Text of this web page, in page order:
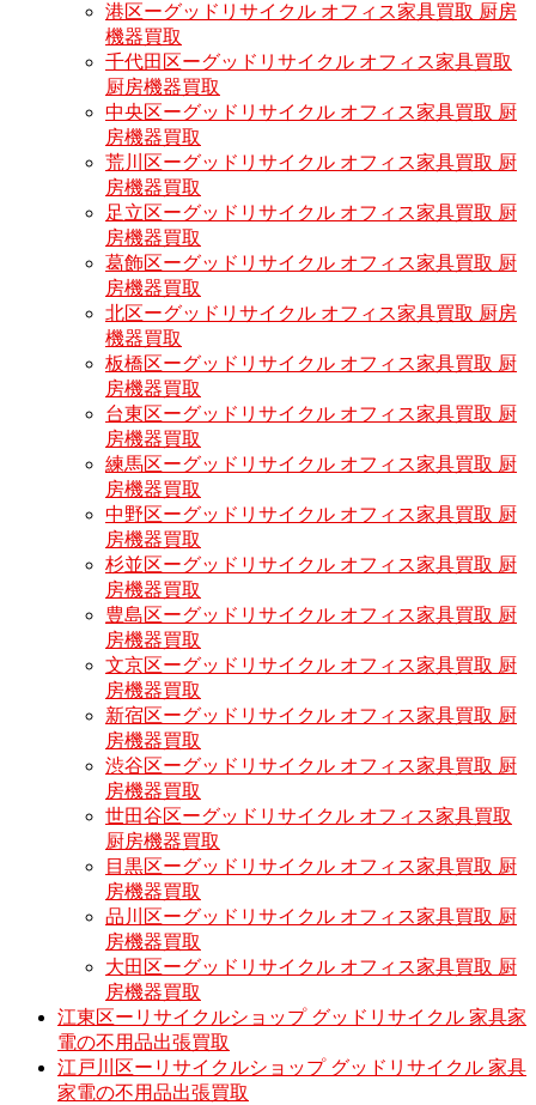
港区ーグッドリサイクル オフィス家具買取 厨房
機器買取
千代田区ーグッドリサイクル オフィス家具買取
厨房機器買取
中央区ーグッドリサイクル オフィス家具買取 厨
房機器買取
荒川区ーグッドリサイクル オフィス家具買取 厨
房機器買取
足立区ーグッドリサイクル オフィス家具買取 厨
房機器買取
葛飾区ーグッドリサイクル オフィス家具買取 厨
房機器買取
北区ーグッドリサイクル オフィス家具買取 厨房
機器買取
板橋区ーグッドリサイクル オフィス家具買取 厨
房機器買取
台東区ーグッドリサイクル オフィス家具買取 厨
房機器買取
練馬区ーグッドリサイクル オフィス家具買取 厨
房機器買取
中野区ーグッドリサイクル オフィス家具買取 厨
房機器買取
杉並区ーグッドリサイクル オフィス家具買取 厨
房機器買取
豊島区ーグッドリサイクル オフィス家具買取 厨
房機器買取
文京区ーグッドリサイクル オフィス家具買取 厨
房機器買取
新宿区ーグッドリサイクル オフィス家具買取 厨
房機器買取
渋谷区ーグッドリサイクル オフィス家具買取 厨
房機器買取
世田谷区ーグッドリサイクル オフィス家具買取
厨房機器買取
目黒区ーグッドリサイクル オフィス家具買取 厨
房機器買取
品川区ーグッドリサイクル オフィス家具買取 厨
房機器買取
大田区ーグッドリサイクル オフィス家具買取 厨
房機器買取
江東区ーリサイクルショップ グッドリサイクル 家具家
電の不用品出張買取
江戸川区ーリサイクルショップ グッドリサイクル 家具
家電の不用品出張買取